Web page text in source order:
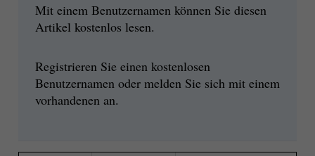
Mit einem Benutzernamen können Sie diesen
Artikel kostenlos lesen.
Registrieren Sie einen kostenlosen
Benutzernamen oder melden Sie sich mit einem
vorhandenen an.